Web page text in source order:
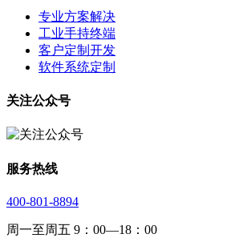
专业方案解决
工业手持终端
客户定制开发
软件系统定制
关注公众号
服务热线
400-801-8894
周一至周五 9：00—18：00